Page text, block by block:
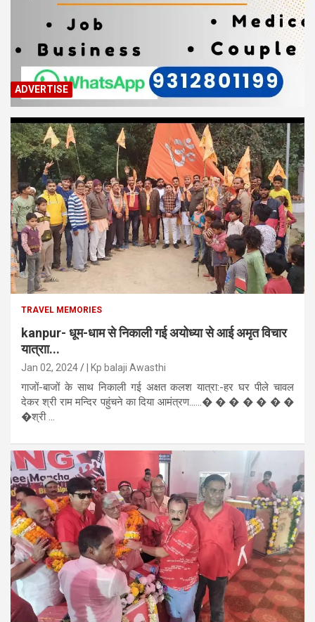
ADVERTISE
TRAVEL MEMORIES
kanpur- धूम-धाम से निकाली गई अयोध्या से आई अमृत विचार
यात्राा...
Jan 02, 2024 | Kp balaji Awasthi
गाजों-बाजों के साथ निकाली गई अक्षत कलश यात्रा:-हर घर पीले चावल
देकर श्री राम मन्दिर पहुंचने का दिया आमंत्रण......� � � � � � �
�श्री ...